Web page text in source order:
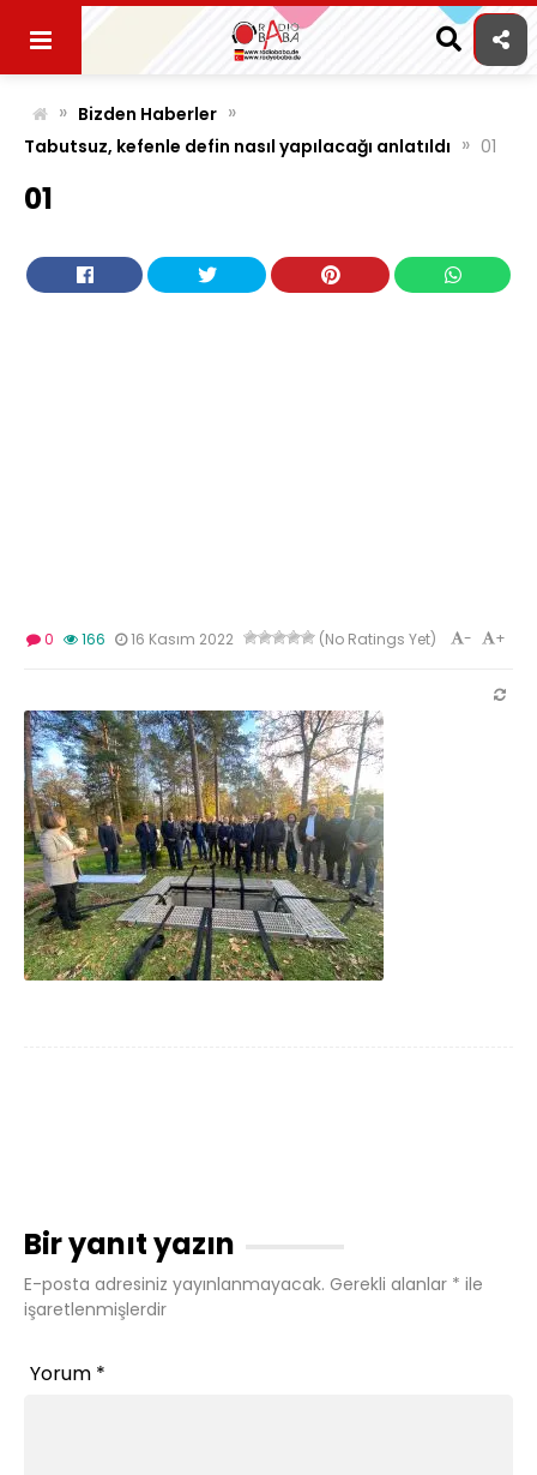
content
» Bizden Haberler »
Tabutsuz, kefenle defin nasıl yapılacağı anlatıldı » 01
01
0 166 16 Kasım 2022 (No Ratings Yet) +
-
Bir yanıt yazın
E-posta adresiniz yayınlanmayacak. Gerekli alanlar * ile
işaretlenmişlerdir
Yorum *